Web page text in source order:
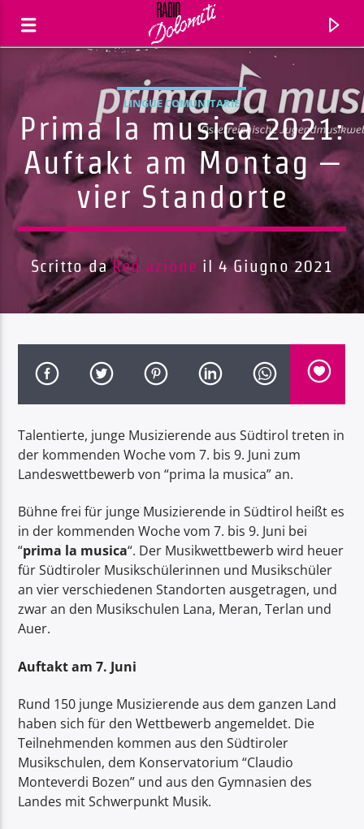
Traccia corrente
Radio Dolomiti
LINGUE COMUNITARIE
Prima la musica 2021:
Auftakt am Montag –
vier Standorte
Scritto daRed.azione il 4 Giugno 2021
Talentierte, junge Musizierende aus Südtirol treten in
der kommenden Woche vom 7. bis 9. Juni zum
Landeswettbewerb von “prima la musica” an.
Bühne frei für junge Musizierende in Südtirol heißt es
in der kommenden Woche vom 7. bis 9. Juni bei
“prima la musica“. Der Musikwettbewerb wird heuer
für Südtiroler Musikschülerinnen und Musikschüler
an vier verschiedenen Standorten ausgetragen, und
zwar an den Musikschulen Lana, Meran, Terlan und
Auer.
Auftakt am 7. Juni
Rund 150 junge Musizierende aus dem ganzen Land
haben sich für den Wettbewerb angemeldet. Die
Teilnehmenden kommen aus den Südtiroler
Musikschulen, dem Konservatorium “Claudio
Monteverdi Bozen” und aus den Gymnasien des
Landes mit Schwerpunkt Musik.